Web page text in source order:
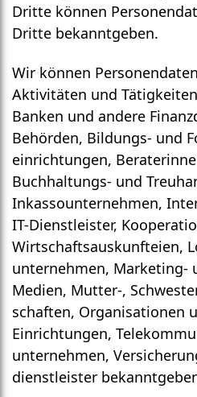
Dritte können
Dritte bekannt­geben.
Wir können
Aktivi­täten und
Banken und andere
Behörden, Bildungs- und
einrichtungen,
Buch­haltungs- und
Inkasso­unter­nehmen,
IT-Dienst­leister,
Wirt­schafts­auskunfteien,
unter­nehmen, Marketing-
Medien, Mutter-,
schaften, Organi­sationen
Ein­richtungen,
unternehmen,
dienst­leister